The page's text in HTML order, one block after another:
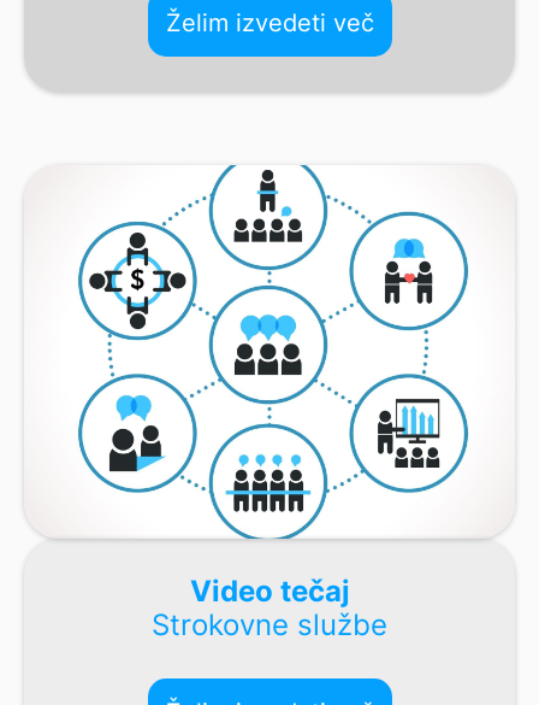
Želim izvedeti več
Video tečaj
Strokovne službe